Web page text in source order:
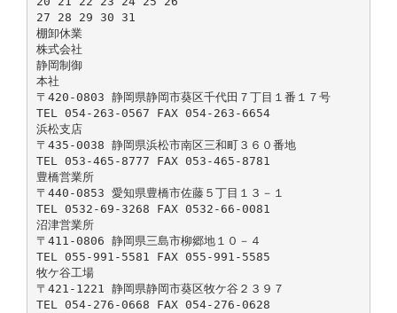
27 28 29 30 31
棚卸休業
株式会社
静岡制御
本社
〒420-0803 静岡県静岡市葵区千代田７丁目１番１７号
TEL 054-263-0567 FAX 054-263-6654
浜松支店
〒435-0038 静岡県浜松市南区三和町３６０番地
TEL 053-465-8777 FAX 053-465-8781
豊橋営業所
〒440-0853 愛知県豊橋市佐藤５丁目１３－１
TEL 0532-69-3268 FAX 0532-66-0081
沼津営業所
〒411-0806 静岡県三島市柳郷地１０－４
TEL 055-991-5581 FAX 055-991-5585
牧ケ谷工場
〒421-1221 静岡県静岡市葵区牧ケ谷２３９７
TEL 054-276-0668 FAX 054-276-0628